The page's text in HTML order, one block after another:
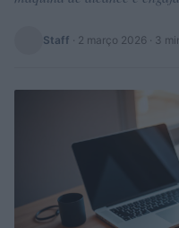
Staff · 2 março 2026 · 3